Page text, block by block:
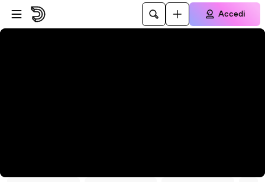
Vai al lettore
Passa al contenuto principale
Accedi